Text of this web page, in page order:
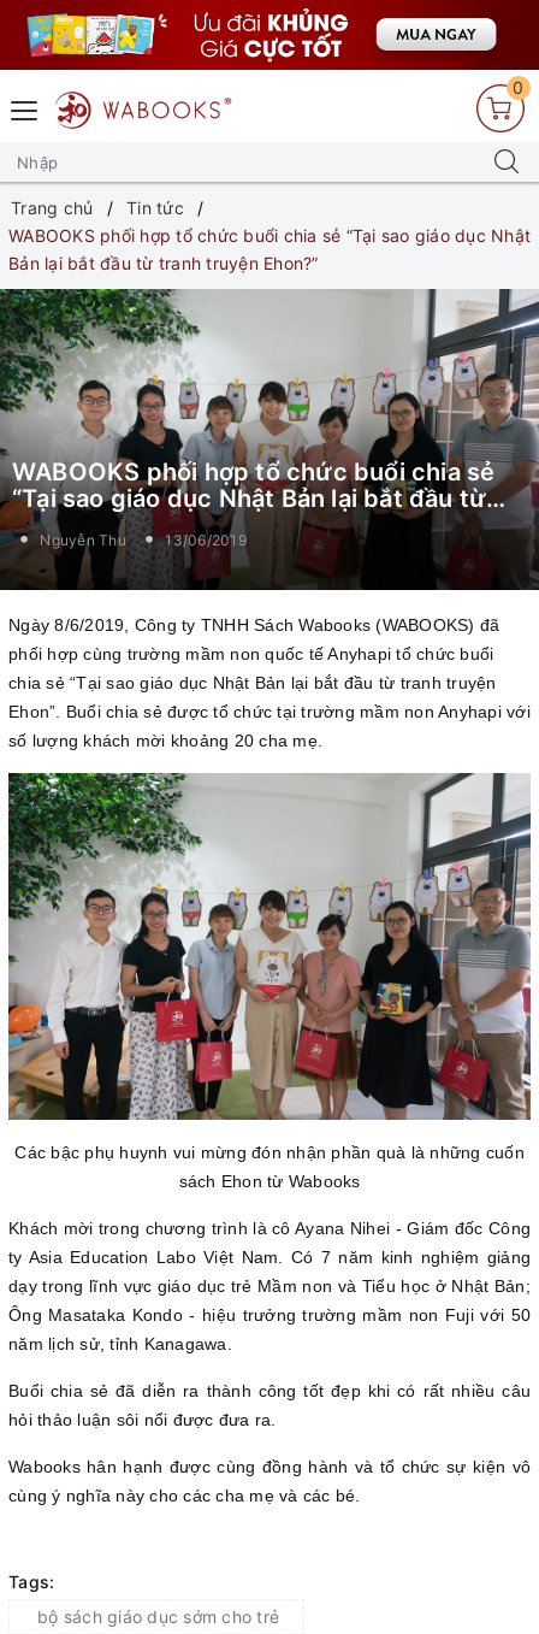
0
Trang chủ
Tin tức
WABOOKS phối hợp tổ chức buổi chia sẻ “Tại sao giáo dục Nhật
Bản lại bắt đầu từ tranh truyện Ehon?”
WABOOKS phối hợp tổ chức buổi chia sẻ
“Tại sao giáo dục Nhật Bản lại bắt đầu từ
tranh truyện Ehon?”
Nguyễn Thu 13/06/2019
Ngày 8/6/2019, Công ty TNHH Sách Wabooks (WABOOKS) đã
phối hợp cùng trường mầm non quốc tế Anyhapi tổ chức buổi
chia sẻ “Tại sao giáo dục Nhật Bản lại bắt đầu từ tranh truyện
Ehon”. Buổi chia sẻ được tổ chức tại trường mầm non Anyhapi với
số lượng khách mời khoảng 20 cha mẹ.
Các bậc phụ huynh vui mừng đón nhận phần quà là những cuốn
sách Ehon từ Wabooks
Khách mời trong chương trình là cô Ayana Nihei - Giám đốc Công
ty Asia Education Labo Việt Nam. Có 7 năm kinh nghiệm giảng
dạy trong lĩnh vực giáo dục trẻ Mầm non và Tiểu học ở Nhật Bản;
Ông Masataka Kondo - hiệu trưởng trường mầm non Fuji với 50
năm lịch sử, tỉnh Kanagawa.
Buổi chia sẻ đã diễn ra thành công tốt đẹp khi có rất nhiều câu
hỏi thảo luận sôi nổi được đưa ra.
Wabooks hân hạnh được cùng đồng hành và tổ chức sự kiện vô
cùng ý nghĩa này cho các cha mẹ và các bé.
Tags:
bộ sách giáo dục sớm cho trẻ